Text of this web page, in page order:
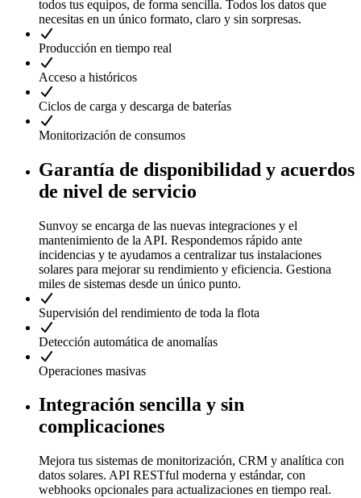
todos tus equipos, de forma sencilla. Todos los datos que
necesitas en un único formato, claro y sin sorpresas.
Producción en tiempo real
Acceso a históricos
Ciclos de carga y descarga de baterías
Monitorización de consumos
Garantía de disponibilidad y acuerdos
de nivel de servicio
Sunvoy se encarga de las nuevas integraciones y el
mantenimiento de la API. Respondemos rápido ante
incidencias y te ayudamos a centralizar tus instalaciones
solares para mejorar su rendimiento y eficiencia. Gestiona
miles de sistemas desde un único punto.
Supervisión del rendimiento de toda la flota
Detección automática de anomalías
Operaciones masivas
Integración sencilla y sin
complicaciones
Mejora tus sistemas de monitorización, CRM y analítica con
datos solares. API RESTful moderna y estándar, con
webhooks opcionales para actualizaciones en tiempo real.